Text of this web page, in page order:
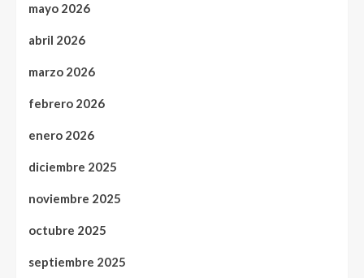
mayo 2026
abril 2026
marzo 2026
febrero 2026
enero 2026
diciembre 2025
noviembre 2025
octubre 2025
septiembre 2025